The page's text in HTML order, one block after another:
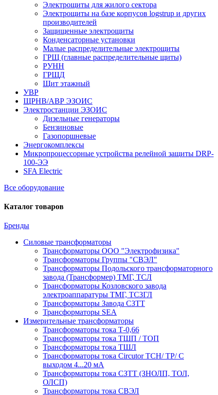
Электрощиты для жилого сектора
Электрощиты на базе корпусов logstrup и других
производителей
Защищенные электрощиты
Конденсаторные установки
Малые распределительные электрощиты
ГРЩ (главные распределительные щиты)
РУНН
ГРЩД
Щит этажный
УВР
ЩРНВ/АВР ЭЗОИС
Электростанции ЭЗОИС
Дизельные генераторы
Бензиновые
Газопоршневые
Энергокомплексы
Микропроцессорные устройства релейной защиты DRP-
100-ЭЭ
SFA Electric
Все оборудование
Каталог товаров
Бренды
Силовые трансформаторы
Трансформаторы ООО "Электрофизика"
Трансформаторы Группы "СВЭЛ"
Трансформаторы Подольского трансформаторного
завода (Трансформер) ТМГ, ТСЛ
Трансформаторы Козловского завода
электроаппаратуры ТМГ, ТСЗГЛ
Трансформаторы Завода СЗТТ
Трансформаторы SEA
Измерительные трансформаторы
Трансформаторы тока Т-0,66
Трансформаторы тока ТШП / ТОП
Трансформаторы тока ТШЛ
Трансформаторы тока Circutor TCH/ TP/ С
выходом 4...20 мА
Трансформаторы тока СЗТТ (ЗНОЛП, ТОЛ,
ОЛСП)
Трансформаторы тока СВЭЛ